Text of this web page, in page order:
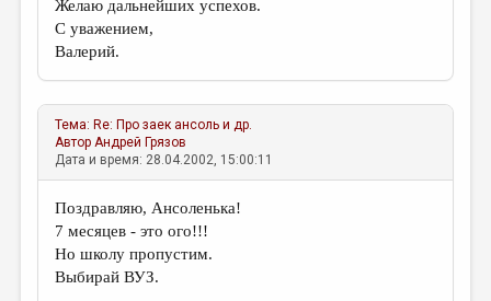
Желаю дальнейших успехов.
С уважением,
Валерий.
Тема: Re: Про заек ансоль и др.
АвторАндрей Грязов
Дата и время: 28.04.2002, 15:00:11
Поздравляю, Ансоленька!
7 месяцев - это ого!!!
Но школу пропустим.
Выбирай ВУЗ.